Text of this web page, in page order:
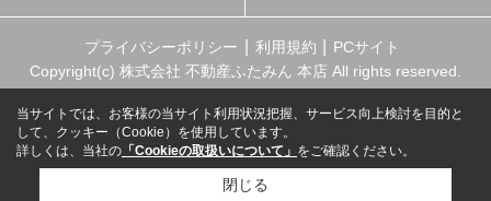
プライバシーポリシー 利用規約
PCサイト
Copyright(c) 株式会社 不動産ふたみん 本店 All rights reserved.
当サイトでは、お客様の当サイト利用状況把握、サービス向上検討を目的と
して、クッキー（Cookie）を使用しています。
詳しくは、当社の 「Cookieの取扱いについて」 をご確認ください。
閉じる